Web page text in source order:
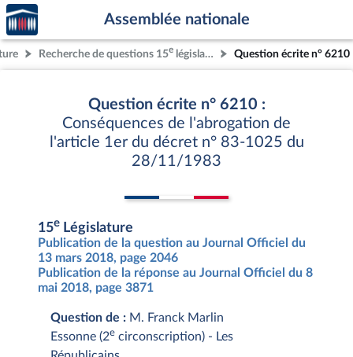
Aller au contenu
Aller en bas de la page
Accèder
à la
page
d'accueil
Assemblée nationale
Recherche de questions 15e législature Question écrite n° 6210
Question écrite n° 6210 :
Conséquences de l'abrogation de
l'article 1er du décret n° 83-1025 du
28/11/1983
15e Législature
Publication de la question au Journal Officiel du
13 mars 2018, page 2046
Publication de la réponse au Journal Officiel du 8
mai 2018, page 3871
Question de : M. Franck Marlin
Essonne (2e circonscription) - Les